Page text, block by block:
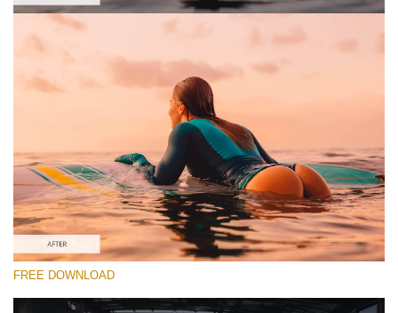
Xin hãy lựa chọn
Majestic Landscape
(30 Lr Presets)
Entire Collection
(2067 Lr Presets)
FREE DOWNLOAD